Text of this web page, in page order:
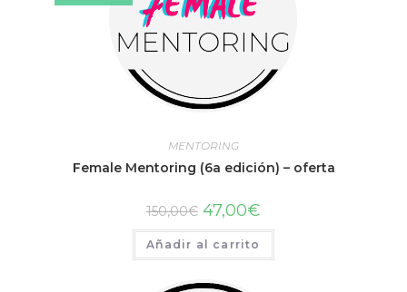
MENTORING
Female Mentoring (6a edición) – oferta
150,00€ 47,00€
Añadir al carrito